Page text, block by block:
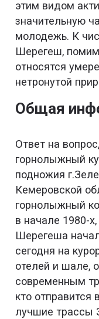
этим видом
значительную
молодежь. К
Шерегеш,
относятся
нетронутой
Общая
Ответ на
горнолыжный
подножия
Кемеровской
горнолыжный
в начале 1980-
Шерегеша
сегодня на
отелей и шале,
современным
кто
лучшие трассы